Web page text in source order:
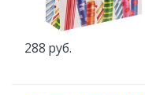
288 руб.